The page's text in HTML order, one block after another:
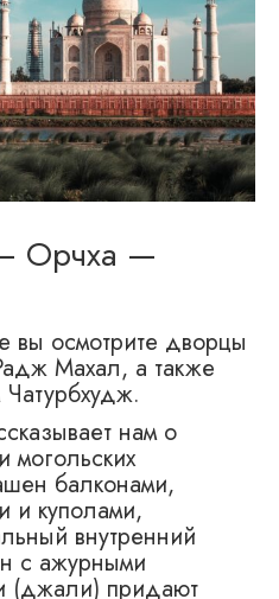
Орчха —
вы осмотрите дворцы
Махал, а также
нам о
могольских
балконами,
и куполами,
внутренний
с ажурными
(джали) придают